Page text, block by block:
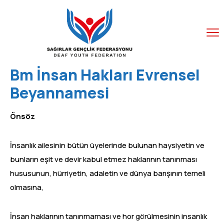
Bm İnsan Hakları Evrensel
Beyannamesi
Önsöz
İnsanlık ailesinin bütün üyelerinde bulunan haysiyetin ve
bunların eşit ve devir kabul etmez haklarının tanınması
hususunun, hürriyetin, adaletin ve dünya barışının temeli
olmasına,
İnsan haklarının tanınmaması ve hor görülmesinin insanlık